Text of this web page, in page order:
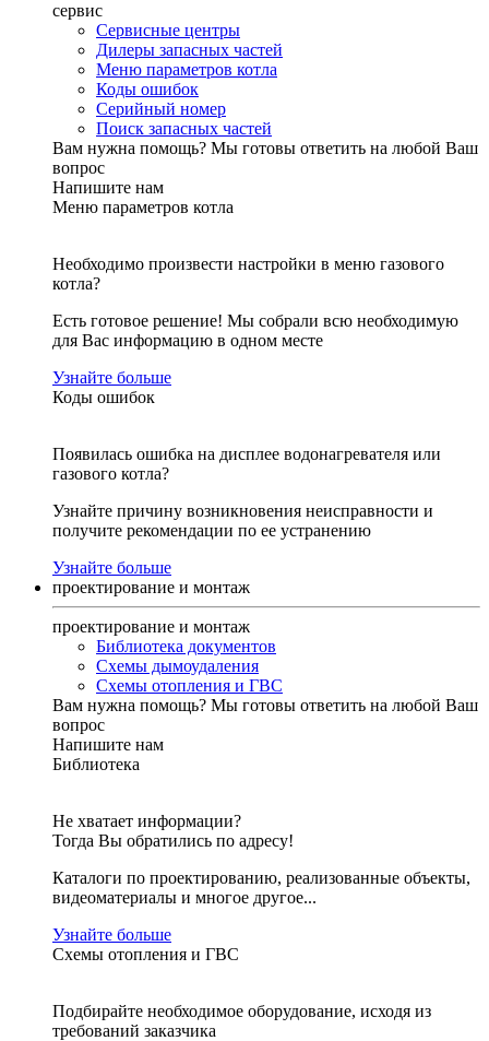
сервис
Сервисные центры
Дилеры запасных частей
Меню параметров котла
Коды ошибок
Серийный номер
Поиск запасных частей
Вам нужна помощь? Мы готовы ответить на любой Ваш
вопрос
Напишите нам
Меню параметров котла
Необходимо произвести настройки в меню газового
котла?
Есть готовое решение! Мы собрали всю необходимую
для Вас информацию в одном месте
Узнайте больше
Коды ошибок
Появилась ошибка на дисплее водонагревателя или
газового котла?
Узнайте причину возникновения неисправности и
получите рекомендации по ее устранению
Узнайте больше
проектирование и монтаж
проектирование и монтаж
Библиотека документов
Схемы дымоудаления
Схемы отопления и ГВС
Вам нужна помощь? Мы готовы ответить на любой Ваш
вопрос
Напишите нам
Библиотека
Не хватает информации?
Тогда Вы обратились по адресу!
Каталоги по проектированию, реализованные объекты,
видеоматериалы и многое другое...
Узнайте больше
Схемы отопления и ГВС
Подбирайте необходимое оборудование, исходя из
требований заказчика